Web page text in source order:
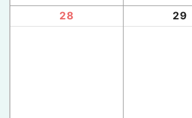
28 29